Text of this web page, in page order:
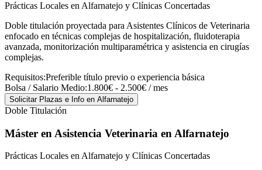
Prácticas Locales en Alfarnatejo y Clínicas Concertadas
Doble titulación proyectada para Asistentes Clínicos de Veterinaria
enfocado en técnicas complejas de hospitalización, fluidoterapia
avanzada, monitorización multiparamétrica y asistencia en cirugías
complejas.
Requisitos:Preferible título previo o experiencia básica
Bolsa / Salario Medio:1.800€ - 2.500€ / mes
Solicitar Plazas e Info en Alfarnatejo
Doble Titulación
Máster en Asistencia Veterinaria en Alfarnatejo
Prácticas Locales en Alfarnatejo y Clínicas Concertadas